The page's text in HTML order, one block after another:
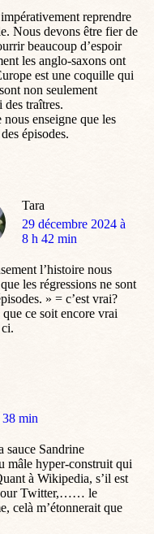
reprendre
Nous devons être fier de
beaucoup d’espoir
les anglo-saxons ont
est une coquille qui
non seulement
des traîtres.
enseigne que les
épisodes.
Tara
dit
:
29 décembre 2024 à
8 h 42 min
l’histoire nous
les régressions ne sont
» = c’est vrai?
que ce soit encore vrai
38 min
sauce Sandrine
mâle hyper-construit qui
à Wikipedia, s’il est
Twitter,…… le
celà m’étonnerait que